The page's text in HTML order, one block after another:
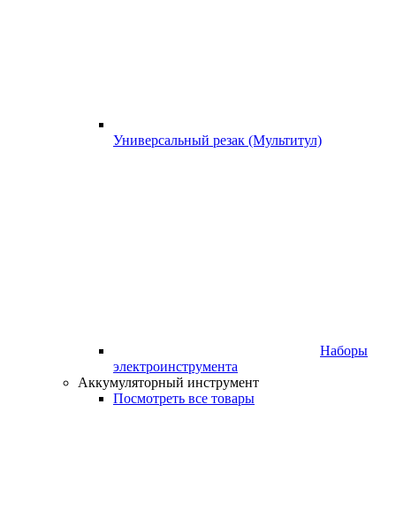
Универсальный резак (Мультитул)
Наборы
электроинструмента
Аккумуляторный инструмент
Посмотреть все товары